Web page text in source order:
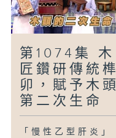
第1074集 木
匠鑽研傳統榫
卯，賦予木頭
第二次生命
「慢性乙型肝炎」